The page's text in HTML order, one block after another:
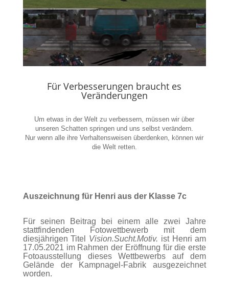
Für Verbesserungen braucht es
Veränderungen
Um etwas in der Welt zu verbessern, müssen wir über
unseren Schatten springen und uns selbst verändern.
Nur wenn alle ihre Verhaltensweisen überdenken, können wir
die Welt retten.
Auszeichnung für Henri aus der Klasse 7c
Für seinen Beitrag bei einem alle zwei Jahre
stattfindenden Fotowettbewerb mit dem
diesjährigen Titel Vision.Sucht.Motiv. ist Henri am
17.05.2021 im Rahmen der Eröffnung für die erste
Fotoausstellung dieses Wettbewerbs auf dem
Gelände der Kampnagel-Fabrik ausgezeichnet
worden.